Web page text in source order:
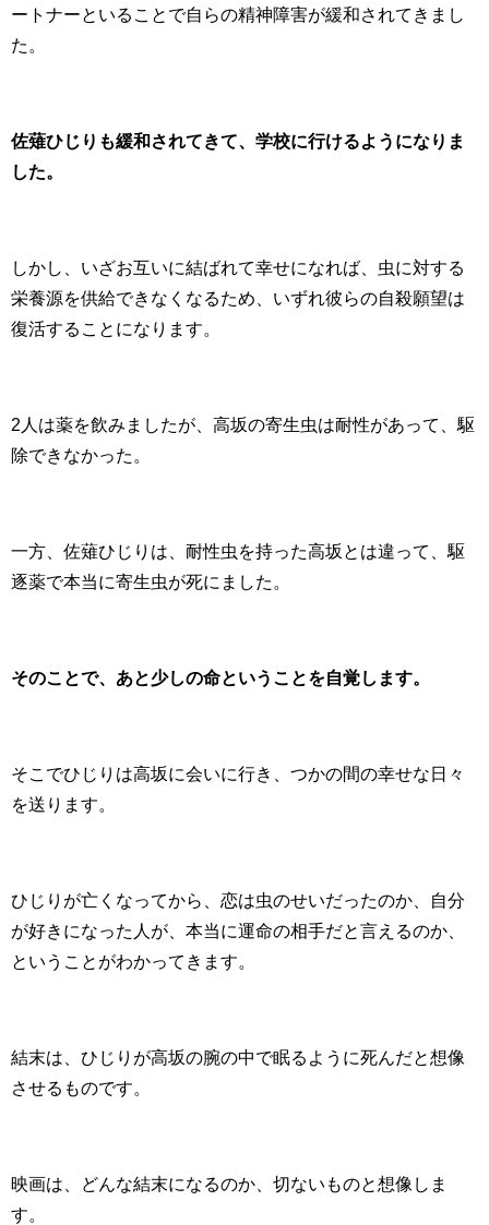
ートナーといることで自らの精神障害が緩和されてきまし
た。
佐薙ひじりも緩和されてきて、学校に行けるようになりま
した。
しかし、いざお互いに結ばれて幸せになれば、虫に対する
栄養源を供給できなくなるため、いずれ彼らの自殺願望は
復活することになります。
2人は薬を飲みましたが、高坂の寄生虫は耐性があって、駆
除できなかった。
一方、佐薙ひじりは、耐性虫を持った高坂とは違って、駆
逐薬で本当に寄生虫が死にました。
そのことで、あと少しの命ということを自覚します。
そこでひじりは高坂に会いに行き、つかの間の幸せな日々
を送ります。
ひじりが亡くなってから、恋は虫のせいだったのか、自分
が好きになった人が、本当に運命の相手だと言えるのか、
ということがわかってきます。
結末は、ひじりが高坂の腕の中で眠るように死んだと想像
させるものです。
映画は、どんな結末になるのか、切ないものと想像しま
す。